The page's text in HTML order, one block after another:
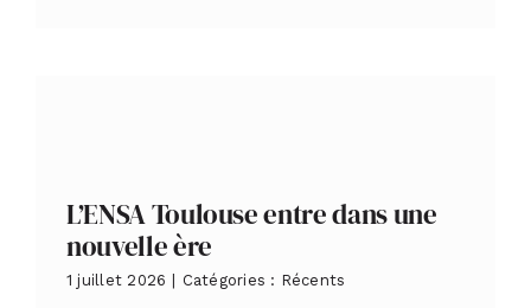
L’ENSA Toulouse entre dans une
nouvelle ère
1 juillet 2026 | Catégories : Récents